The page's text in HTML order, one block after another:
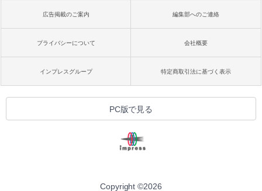
広告掲載のご案内 編集部へのご連絡
プライバシーについて 会社概要
インプレスグループ 特定商取引法に基づく表示
PC版で見る
Copyright ©2026